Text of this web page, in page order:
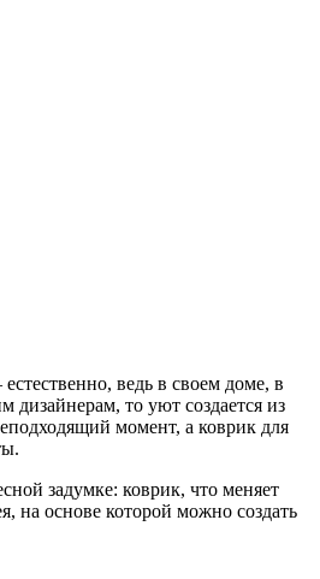
ведь в своем доме, в
дизайнерам, то уют создается из
момент, а коврик для
задумке: коврик, что меняет
на основе которой можно создать